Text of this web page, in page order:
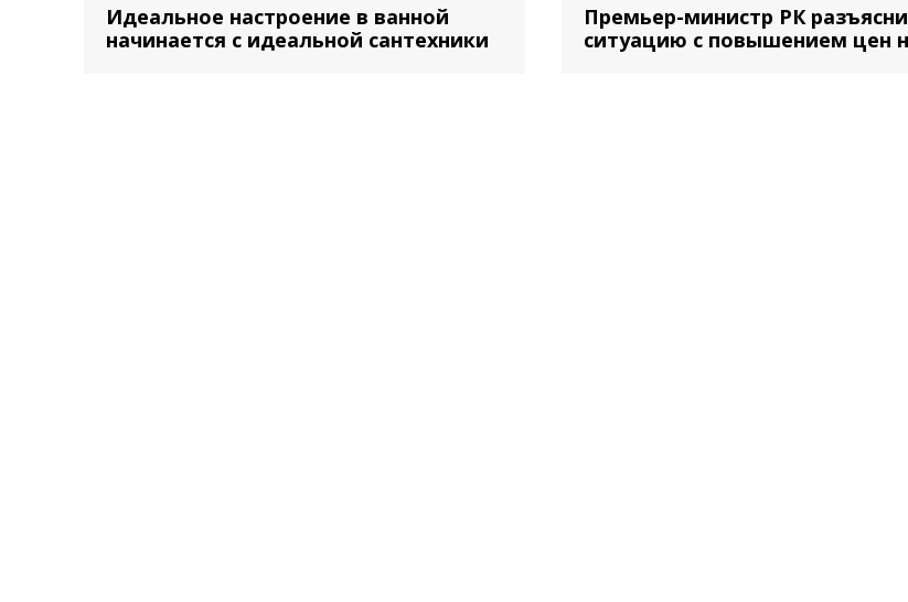
Идеальное настроение в ванной
начинается с идеальной сантехники
Премьер-министр РК
ситуацию с повышением цен